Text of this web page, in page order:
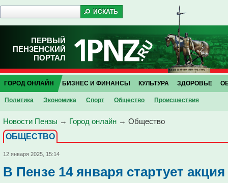
ПЕРВЫЙ
ПЕНЗЕНСКИЙ
ПОРТАЛ
ГОРОД ОНЛАЙН
Политика Экономика Спорт Общество Проиcшествия
БИЗНЕС И ФИНАНСЫ КУЛЬТУРА ЗДОРОВЬЕ
Новости Пензы → Город онлайн → Общество
ОБЩЕСТВО
12 января 2025, 15:14
В Пензе 14 января стартует